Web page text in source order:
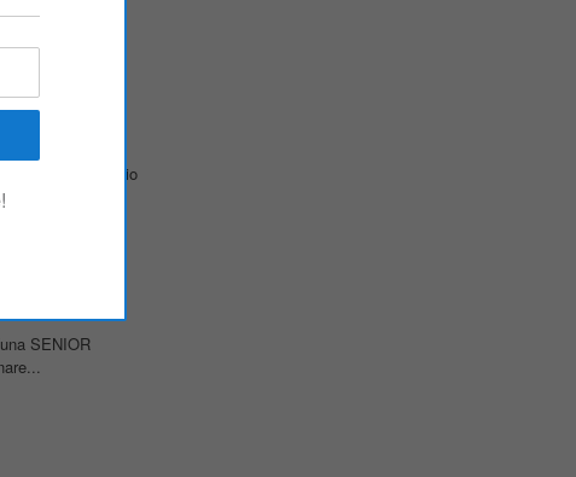
figura di:Operaio
SENIOR